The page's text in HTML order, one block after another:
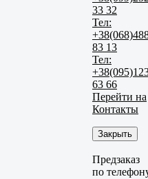
33 32
Тел:
83 13
Тел:
63 66
Перейти на
Контакты
Закрыть
Предзаказ
по